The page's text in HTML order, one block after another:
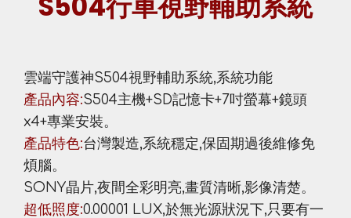
雲端守護神S504視野輔助系統,系統功能
產品內容:S504主機+SD記憶卡+7吋螢幕+鏡頭
x4+專業安裝。
產品特色:台灣製造,系統穩定,保固期過後維修免
煩腦。
SONY晶片,夜間全彩明亮,畫質清晰,影像清楚。
超低照度:0.00001 LUX,於無光源狀況下,只要有一